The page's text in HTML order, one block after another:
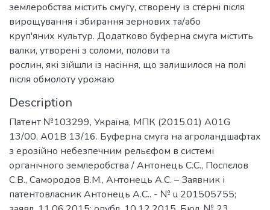
землеробства містить смугу, створену із стерні після
вирощування і збирання зернових та/або
круп'яних культур. Додатково буферна смуга містить
валки, утворені з соломи, полови та
рослин, які зійшли із насіння, що залишилося на полі
після обмолоту урожаю
Description
Патент №103299, Україна, МПК (2015.01) А01G
13/00, A01B 13/16. Буферна смуга на агроландшафтах
з ерозійно небезпечним рельєфом в системі
органічного землеробства / Антонець С.С., Поспєлов
С.В., Самородов В.М., Антонець А.С. – Заявник і
патентовласник Антонець А.С.. - № u 201505755;